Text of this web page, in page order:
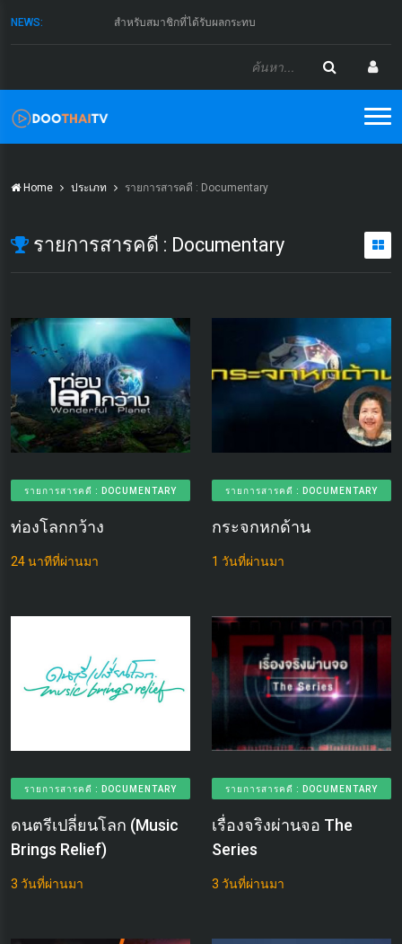
NEWS: สำหรับสมาชิกที่ได้รับผลกระทบ
Home ประเภท รายการสารคดี : Documentary
รายการสารคดี : Documentary
รายการสารคดี : DOCUMENTARY
ท่องโลกกว้าง
24 นาทีที่ผ่านมา
รายการสารคดี : DOCUMENTARY
กระจกหกด้าน
1 วันที่ผ่านมา
รายการสารคดี : DOCUMENTARY
ดนตรีเปลี่ยนโลก (Music
Brings Relief)
3 วันที่ผ่านมา
รายการสารคดี : DOCUMENTARY
เรื่องจริงผ่านจอ The
Series
3 วันที่ผ่านมา